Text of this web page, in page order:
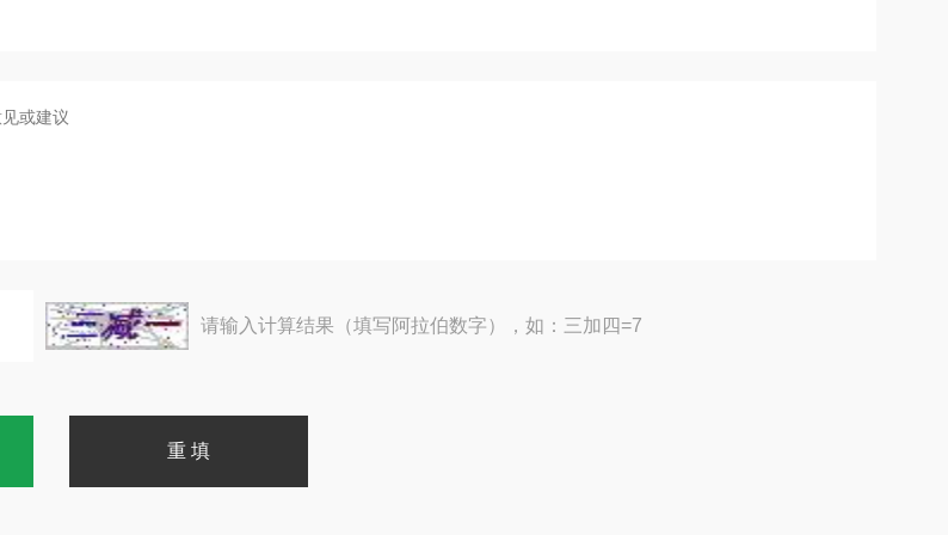
请输入计算结果（填写阿拉伯数字），如：三加四=7